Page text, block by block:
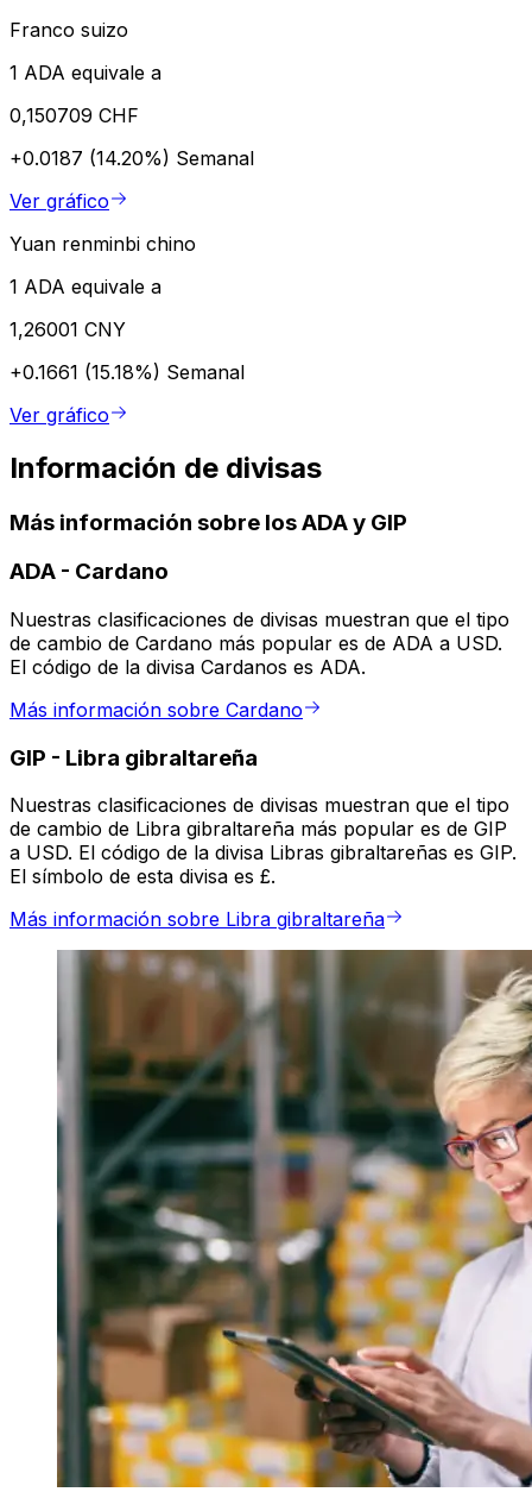
Franco suizo
1 ADA equivale a
0,150709 CHF
+0.0187 (14.20%) Semanal
Ver gráfico
Yuan renminbi chino
1 ADA equivale a
1,26001 CNY
+0.1661 (15.18%) Semanal
Ver gráfico
Información de divisas
Más información sobre los ADA y GIP
ADA - Cardano
Nuestras clasificaciones de divisas muestran que el tipo
de cambio de Cardano más popular es de ADA a USD.
El código de la divisa Cardanos es ADA.
Más información sobre Cardano
GIP - Libra gibraltareña
Nuestras clasificaciones de divisas muestran que el tipo
de cambio de Libra gibraltareña más popular es de GIP
a USD. El código de la divisa Libras gibraltareñas es GIP.
El símbolo de esta divisa es £.
Más información sobre Libra gibraltareña